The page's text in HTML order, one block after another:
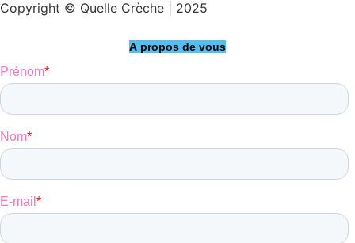
Copyright © Quelle Crèche | 2025